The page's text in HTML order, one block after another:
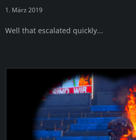
1. März 2019
Well that escalated quickly...